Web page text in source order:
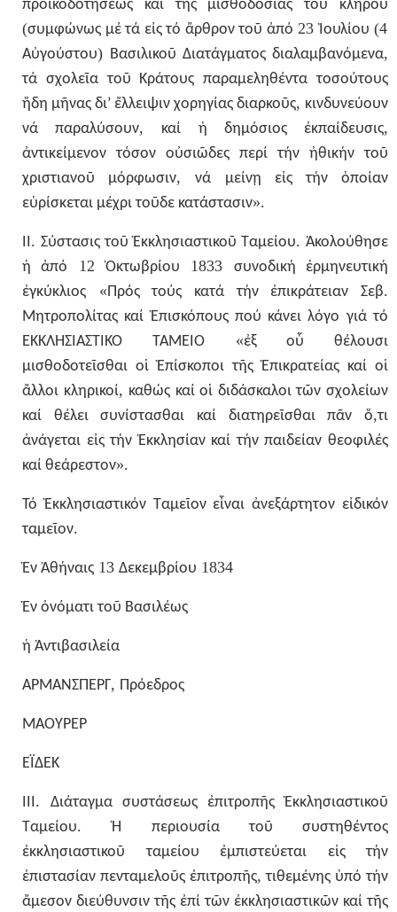
προικοδοτήσεως καί τῆς μισθοδοσίας τοῦ κλήρου
(συμφώνως μέ τά εἰς τό ἄρθρον τοῦ ἀπό 23Ἰουλίου (4
Αὐγούστου) Βασιλικοῦ Διατάγματος διαλαμβανόμενα,
τά σχολεῖα τοῦ Κράτους παραμεληθέντα τοσούτους
ἤδη μῆνας δι’ ἔλλειψιν χορηγίας διαρκοῦς, κινδυνεύουν
νά
παραλύσουν, καί ἡ δημόσιος ἐκπαίδευσις,
ἀντικείμενον τόσον οὐσιῶδες περί τήν ἠθικήν τοῦ
χριστιανοῦ
μόρφωσιν,νά μείνῃ εἰς τήν
ὁποίαν
εὑρίσκεται μέχρι τοῦδε κατάστασιν».
ΙΙ. Σύστασις τοῦ Ἐκκλησιαστικοῦ Ταμείου. Ἀκολούθησε
ἡ
ἀπό 12Ὀκτωβρίου 1833 συνοδική
ἑρμηνευτική
ἐγκύκλιος «Πρός τούς κατά τήν ἐπικράτειαν Σεβ.
Μητροπολίτας καί Ἐπισκόπους πού κάνει λόγο γιά τό
ΕΚΚΛΗΣΙΑΣΤΙΚΟ
ΤΑΜΕΙΟ«ἐξ οὗ
θέλουσι
μισθοδοτεῖσθαι οἱ Ἐπίσκοποι τῆς Ἐπικρατείας καί οἱ
ἄλλοι κληρικοί, καθώς καί οἱ διδάσκαλοι τῶν σχολείων
καί
θέλει συνίστασθαι καί διατηρεῖσθαι πᾶν ὅ,τι
ἀνάγεται εἰς τήν Ἐκκλησίαν καί τήν παιδείαν θεοφιλές
καί θεάρεστον».
Τό Ἐκκλησιαστικόν Ταμεῖον εἶναι ἀνεξάρτητον εἰδικόν
ταμεῖον.
Ἐν Ἀθήναις 13 Δεκεμβρίου 1834
Ἐν ὀνόματι τοῦ Βασιλέως
ἡ Ἀντιβασιλεία
ΑΡΜΑΝΣΠΕΡΓ, Πρόεδρος
ΜΑΟΥΡΕΡ
ΕΪΔΕΚ
ΙΙΙ. Διάταγμα συστάσεως ἐπιτροπῆς Ἐκκλησιαστικοῦ
Ταμείου.Ἡ περιουσία τοῦ
συστηθέντος
ἐκκλησιαστικοῦ
ταμείου ἐμπιστεύεται εἰς
τήν
ἐπιστασίαν πενταμελοῦς ἐπιτροπῆς,τιθεμένης ὑπό τήν
ἄμεσον διεύθυνσιν τῆς ἐπί τῶν ἐκκλησιαστικῶν καί τῆς